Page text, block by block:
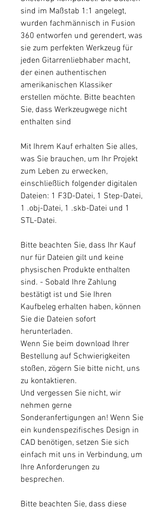
sind im Maßstab 1:1 angelegt,
wurden fachmännisch in Fusion
360 entworfen und gerendert, was
sie zum perfekten Werkzeug für
jeden Gitarrenliebhaber macht,
der einen authentischen
amerikanischen Klassiker
erstellen möchte. Bitte beachten
Sie, dass Werkzeugwege nicht
enthalten sind
Mit Ihrem Kauf erhalten Sie alles,
was Sie brauchen, um Ihr Projekt
zum Leben zu erwecken,
einschließlich folgender digitalen
Dateien: 1 F3D-Datei, 1 Step-Datei,
1 .obj-Datei, 1 .skb-Datei und 1
STL-Datei.
Bitte beachten Sie, dass Ihr Kauf
nur für Dateien gilt und keine
physischen Produkte enthalten
sind. - Sobald Ihre Zahlung
bestätigt ist und Sie Ihren
Kaufbeleg erhalten haben, können
Sie die Dateien sofort
herunterladen.
Wenn Sie beim download Ihrer
Bestellung auf Schwierigkeiten
stoßen, zögern Sie bitte nicht, uns
zu kontaktieren.
Und vergessen Sie nicht, wir
nehmen gerne
Sonderanfertigungen an! Wenn Sie
ein kundenspezifisches Design in
CAD benötigen, setzen Sie sich
einfach mit uns in Verbindung, um
Ihre Anforderungen zu
besprechen.
Bitte beachten Sie, dass diese